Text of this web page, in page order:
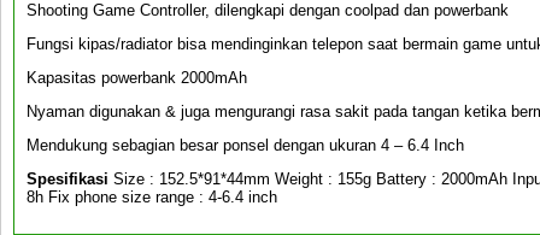
Shooting Game Controller, dilengkapi dengan coolpad dan powerbank
Fungsi kipas/radiator bisa mendinginkan telepon saat bermain game
Kapasitas powerbank 2000mAh
Nyaman digunakan & juga mengurangi rasa sakit pada tangan ketika
Mendukung sebagian besar ponsel dengan ukuran 4 – 6.4 Inch
Spesifikasi Size : 152.5*91*44mm Weight : 155g Battery : 2000mAh
8h Fix phone size range : 4-6.4 inch